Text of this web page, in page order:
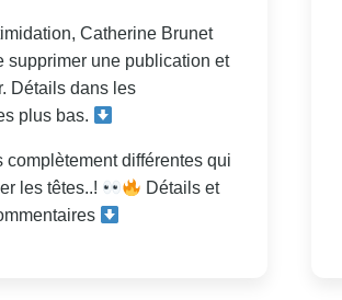
Catherine Brunet
supprimer une publication et
Détails dans les
plus bas.
complètement différentes qui
les têtes..!
Détails et